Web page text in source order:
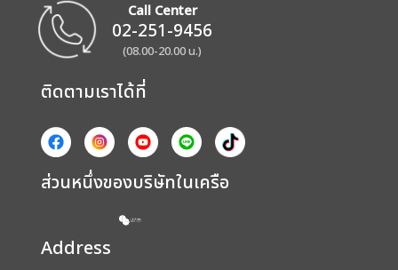
Call Center
02-251-9456
(08.00-20.00 น.)
ติดตามเราได้ที่
ส่วนหนึ่งของบริษัทในเครือ
Address